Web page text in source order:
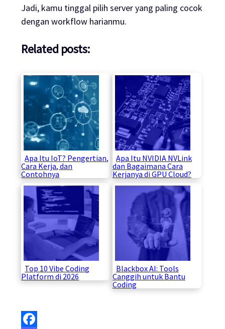
Jadi, kamu tinggal pilih server yang paling cocok
dengan workflow harianmu.
Related posts:
Apa Itu IoT? Pengertian,
Cara Kerja, dan
Contohnya
Apa Itu NVIDIA NVLink
dan Bagaimana Cara
Kerjanya di GPU Cloud?
Top 10 Vibe Coding
Platform di 2026
Blackbox AI: Tools
Canggih untuk Bantu
Coding